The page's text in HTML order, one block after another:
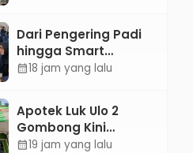
Dari Pengering Padi
hingga Smart
Parking: Mahasiswa
calendar_month18 jam yang lalu
Apotek Luk Ulo 2
Gombong Kini
Dilengkapi Layanan
calendar_month19 jam yang lalu